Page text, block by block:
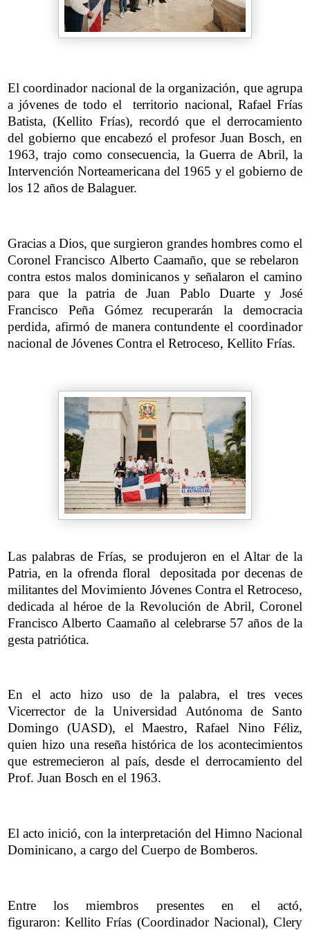
El coordinador nacional de la organización, que agrupa
a jóvenes de todo el territorio nacional, Rafael Frías
Batista, (Kellito Frías), recordó que el derrocamiento
del gobierno que encabezó el profesor Juan Bosch, en
1963, trajo como consecuencia, la Guerra de Abril, la
Intervención Norteamericana del 1965 y el gobierno de
los 12 años de Balaguer.
Gracias a Dios, que surgieron grandes hombres como el
Coronel Francisco Alberto Caamaño, que se rebelaron
contra estos malos dominicanos y señalaron el camino
para que la patria de Juan Pablo Duarte y José
Francisco Peña Gómez recuperarán la democracia
perdida, afirmó de manera contundente el coordinador
nacional de Jóvenes Contra el Retroceso, Kellito Frías.
Las palabras de Frías, se produjeron en el Altar de la
Patria, en la ofrenda floral depositada por decenas de
militantes del Movimiento Jóvenes Contra el Retroceso,
dedicada al héroe de la Revolución de Abril, Coronel
Francisco Alberto Caamaño al celebrarse 57 años de la
gesta patriótica.
En el acto hizo uso de la palabra, el tres veces
Vicerrector de la Universidad Autónoma de Santo
Domingo (UASD), el Maestro, Rafael Nino Féliz,
quien hizo una reseña histórica de los acontecimientos
que estremecieron al país, desde el derrocamiento del
Prof. Juan Bosch en el 1963.
El acto inició, con la interpretación del Himno Nacional
Dominicano, a cargo del Cuerpo de Bomberos.
Entre los miembros presentes en el actó,
figuraron: Kellito Frías (Coordinador Nacional), Clery